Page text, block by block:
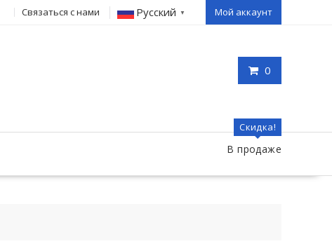
Связаться с нами Русский ▼ Мой аккаунт
0
Скидка!
В продаже